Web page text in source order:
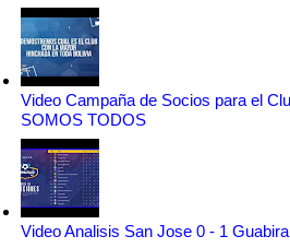
Video Campaña de Socios para el
SOMOS TODOS
Video Analisis San Jose 0 - 1